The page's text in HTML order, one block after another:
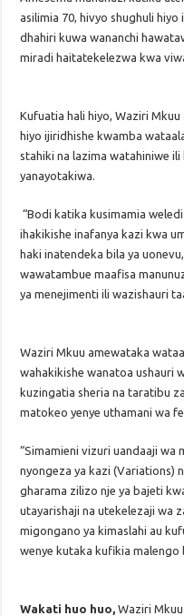
asilimia 70, hivyo shughuli
dhahiri kuwa wananchi
miradi haitatekelezwa kwa
Kufuatia hali hiyo, Waziri
hiyo ijiridhishe kwamba
stahiki na lazima watahiniwe
yanayotakiwa.
“Bodi katika kusimamia
ihakikishe inafanya kazi kwa
haki inatendeka bila ya
wawatambue maafisa
ya menejimenti ili wazishauri
Waziri Mkuu amewataka
wahakikishe wanatoa ushauri
kuzingatia sheria na taratibu
matokeo yenye uthamani wa
“Simamieni vizuri uandaaji wa
nyongeza ya kazi (Variations)
gharama zilizo nje ya bajeti
utayarishaji na utekelezaji wa
migongano ya kimaslahi au
wenye kutaka kufikia malengo
Wakati huo huo, Waziri